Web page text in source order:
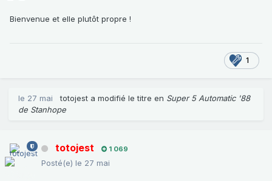
Bienvenue et elle plutôt propre !
1
le 27 mai totojest a modifié le titre en Super 5 Automatic '88
de Stanhope
totojest 1 069
Posté(e) le 27 mai